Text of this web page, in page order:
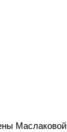
Маслаковой